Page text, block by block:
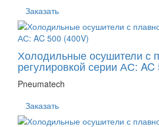
Заказать
Холодильные осушители с
регулировкой серии АС: AC
Pneumatech
Заказать